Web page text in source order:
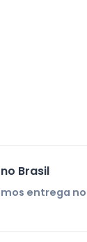
Brasil
entrega no